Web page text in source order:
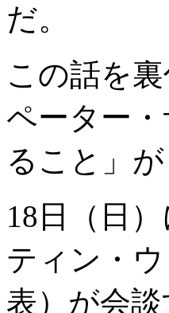
だ。
この話を
ペーター
ること」
18日（日
ティン・
表）が会